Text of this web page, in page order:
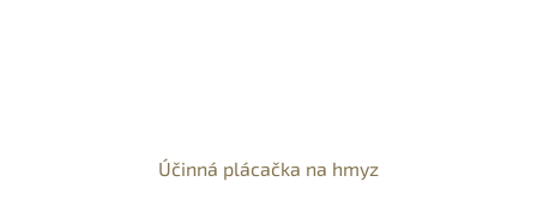
Účinná plácačka na hmyz